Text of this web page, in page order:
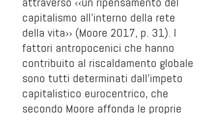
capitalismo all’interno della rete
della vita›› (Moore 2017, p. 31). I
fattori antropocenici che hanno
contribuito al riscaldamento globale
sono tutti determinati dall’impeto
capitalistico eurocentrico, che
secondo Moore affonda le proprie